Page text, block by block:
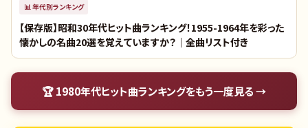
📊 年代別ランキング
【保存版】昭和30年代ヒット曲ランキング！1955-1964年を彩った
懐かしの名曲20選を覚えていますか？｜全曲リスト付き
🏆1980年代ヒット曲ランキングをもう一度見る →